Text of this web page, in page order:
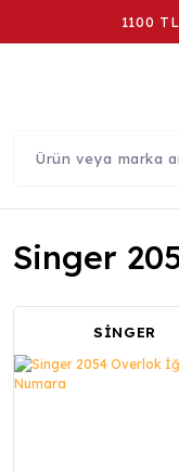
1100
Singer
SİNGER